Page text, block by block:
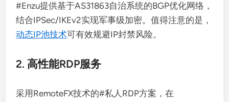
#Enzu提供基于AS31863自治系统的BGP优化网络，
结合IPSec/IKEv2实现军事级加密。值得注意的是，
动态IP池技术可有效规避IP封禁风险。
2. 高性能RDP服务
采用RemoteFX技术的#私人RDP方案，在